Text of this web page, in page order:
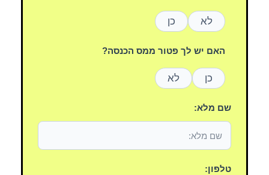
לא כן
האם יש לך פטור ממס הכנסה?
כן לא
שם מלא:
טלפון: